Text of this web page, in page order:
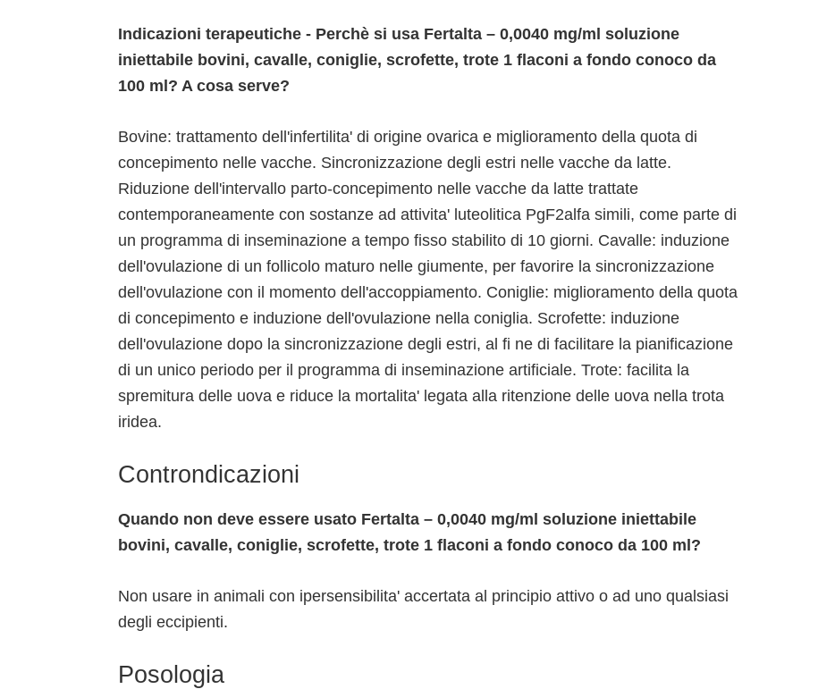
Indicazioni terapeutiche - Perchè si usa Fertalta – 0,0040 mg/ml soluzione
iniettabile bovini, cavalle, coniglie, scrofette, trote 1 flaconi a fondo conoco da
100 ml? A cosa serve?
Bovine: trattamento dell'infertilita' di origine ovarica e miglioramento della quota di
concepimento nelle vacche. Sincronizzazione degli estri nelle vacche da latte.
Riduzione dell'intervallo parto-concepimento nelle vacche da latte trattate
contemporaneamente con sostanze ad attivita' luteolitica PgF2alfa simili, come parte di
un programma di inseminazione a tempo fisso stabilito di 10 giorni. Cavalle: induzione
dell'ovulazione di un follicolo maturo nelle giumente, per favorire la sincronizzazione
dell'ovulazione con il momento dell'accoppiamento. Coniglie: miglioramento della quota
di concepimento e induzione dell'ovulazione nella coniglia. Scrofette: induzione
dell'ovulazione dopo la sincronizzazione degli estri, al fi ne di facilitare la pianificazione
di un unico periodo per il programma di inseminazione artificiale. Trote: facilita la
spremitura delle uova e riduce la mortalita' legata alla ritenzione delle uova nella trota
iridea.
Controndicazioni
Quando non deve essere usato Fertalta – 0,0040 mg/ml soluzione iniettabile
bovini, cavalle, coniglie, scrofette, trote 1 flaconi a fondo conoco da 100 ml?
Non usare in animali con ipersensibilita' accertata al principio attivo o ad uno qualsiasi
degli eccipienti.
Posologia